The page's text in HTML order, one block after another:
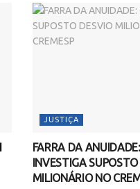
JUSTIÇA
FARRA DA
INVESTIGA
MILIONÁRIO NO